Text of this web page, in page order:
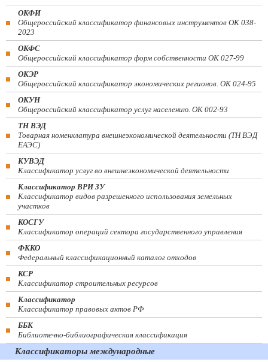
ОКФИ
Общероссийский классификатор финансовых инструментов OK 038-
2023
ОКФС
Общероссийский классификатор форм собственности ОК 027-99
ОКЭР
Общероссийский классификатор экономических регионов. ОК 024-95
ОКУН
Общероссийский классификатор услуг населению. ОК 002-93
ТН ВЭД
Товарная номенклатура внешнеэкономической деятельности (ТН ВЭД
ЕАЭС)
КУВЭД
Классификатор услуг во внешнеэкономической деятельности
Классификатор ВРИ ЗУ
Классификатор видов разрешенного использования земельных
участков
КОСГУ
Классификатор операций сектора государственного управления
ФККО
Федеральный классификационный каталог отходов
КСР
Классификатор строительных ресурсов
Классификатор
Классификатор правовых актов РФ
ББК
Библиотечно-библиографическая классификация
Классификаторы международные